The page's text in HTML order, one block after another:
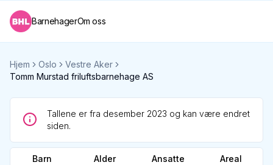
BarnehagerOm oss
Hjem Oslo
Vestre Aker
Tomm Murstad friluftsbarnehage AS
Tallene er fra desember 2023 og kan være endret
siden.
Barn Alder Ansatte Areal